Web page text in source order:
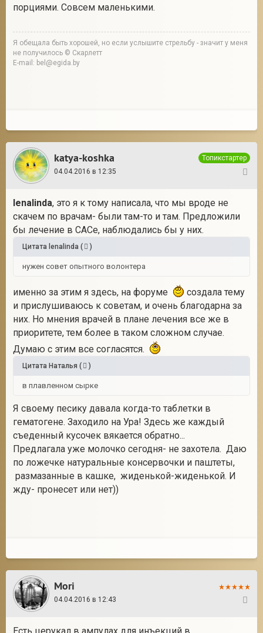
порциями. Совсем маленькими.
Я обещала быть хорошей, но если услышите стрельбу - значит у меня
не получилось © Скарлетт
E-mail: bel@egida.by
katya-koshka
Топикстартер
04.04.2016 в 12:35
lenalinda, это я к тому написала, что мы вроде не
скачем по врачам- были там-то и там. Предложили
бы лечение в САСе, наблюдались бы у них.
Цитата lenalinda ( )
нужен совет опытного волонтера
именно за этим я здесь, на форуме
создала тему
и прислушиваюсь к советам, и очень благодарна за
них. Но мнения врачей в плане лечения все же в
приоритете, тем более в таком сложном случае.
Думаю с этим все согласятся.
Цитата Наталья ( )
в плавленном сырке
Я своему песику давала когда-то таблетки в
гематогене. Заходило на Ура! Здесь же каждый
съеденный кусочек вякается обратно...
Предлагала уже молочко сегодня- не захотела. Даю
по ложечке натуральные консервочки и паштеты,
размазанные в кашке, жиденькой-жиденькой. И
жду- пронесет или нет))
Mori
04.04.2016 в 12:43